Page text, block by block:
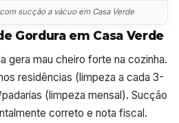
sucção a vácuo em Casa Verde
Gordura em Casa Verde
gera mau cheiro forte na cozinha.
residências (limpeza a cada 3-
(limpeza mensal). Sucção
correto e nota fiscal.